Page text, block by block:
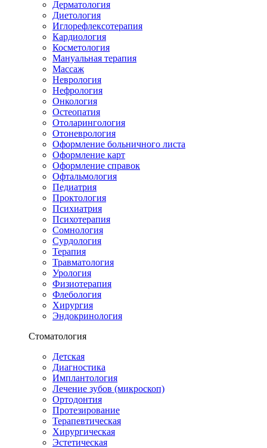
Дерматология
Диетология
Иглорефлексотерапия
Кардиология
Косметология
Мануальная терапия
Массаж
Неврология
Нефрология
Онкология
Остеопатия
Отоларингология
Отоневрология
Оформление больничного листа
Оформление карт
Оформление справок
Офтальмология
Педиатрия
Проктология
Психиатрия
Психотерапия
Сомнология
Сурдология
Терапия
Травматология
Урология
Физиотерапия
Флебология
Хирургия
Эндокринология
Стоматология
Детская
Диагностика
Имплантология
Лечение зубов (микроскоп)
Ортодонтия
Протезирование
Терапевтическая
Хирургическая
Эстетическая